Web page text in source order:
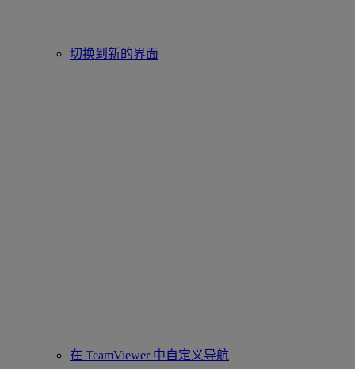
切换到新的界面
在 TeamViewer 中自定义导航